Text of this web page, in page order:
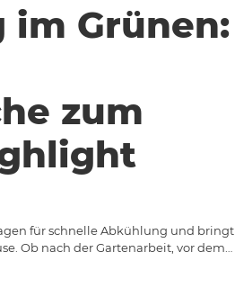
im Grünen:
zum
für schnelle Abkühlung und bringt
Ob nach der Gartenarbeit, vor dem…